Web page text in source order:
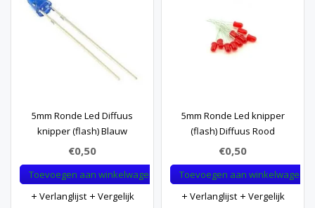
5mm Ronde Led Diffuus
knipper (flash) Blauw
€0,50
Toevoegen aan winkelwagen
Verlanglijst
Vergelijk
5mm Ronde Led knipper
(flash) Diffuus Rood
€0,50
Toevoegen aan winkelwagen
Verlanglijst
Vergelijk